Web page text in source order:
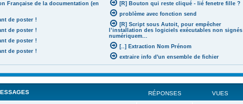
Française de la documentation (en
de poster !
de poster !
de poster !
de poster !
[R] Bouton qui reste cliqué - lié fenetre fille ?
problème avec fonction send
[R] Script sous Autoit, pour empêcher
l’installation des logiciels exécutables non signés
numériquem...
[..] Extraction Nom Prénom
extraire info d'un ensemble de fichier
RÉPONSES VUES